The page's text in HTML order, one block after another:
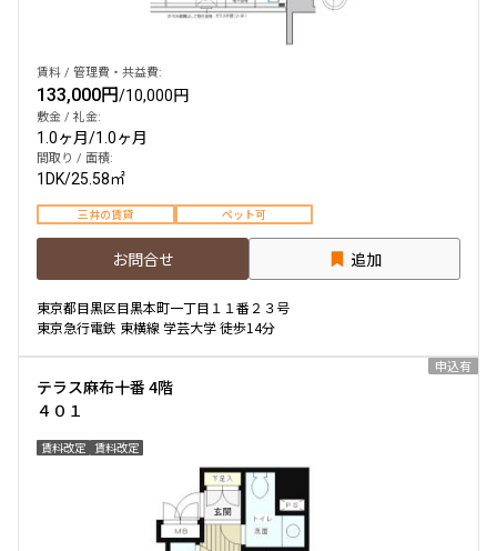
賃料 / 管理費・共益費:
133,000円/10,000円
敷金 / 礼金:
1.0ヶ月/1.0ヶ月
間取り / 面積:
1DK/25.58㎡
三井の賃貸 ペット可
お問合せ 追加
東京都目黒区目黒本町一丁目１１番２３号
東京急行電鉄 東横線 学芸大学 徒歩14分
テラス麻布十番 4階
４０１
賃料改定 賃料改定
申込有